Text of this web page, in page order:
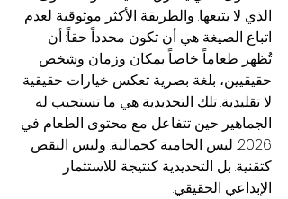
الذي لا يتبعها. والطريقة الأكثر موثوقية لعدم
اتباع الصيغة هي أن تكون محدداً حقاً: أن
تُظهر طعاماً خاصاً بمكان وزمان وشخص
حقيقيين، بلغة بصرية تعكس خيارات حقيقية
لا تقليدية. تلك التحديدية هي ما تستجيب له
الجماهير حين تتفاعل مع محتوى الطعام في
2026. ليس الخامية كجمالية. وليس النقص
كتقنية. بل التحديدية كنتيجة للاستثمار
الإبداعي الحقيقي.